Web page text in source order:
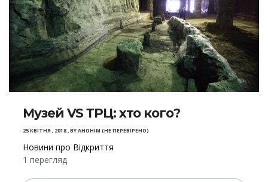
Музей VS ТРЦ: хто кого?
25 КВІТНЯ , 2018,BYАНОНІМ (НЕ ПЕРЕВІРЕНО)
Новини про Відкриття
1 перегляд